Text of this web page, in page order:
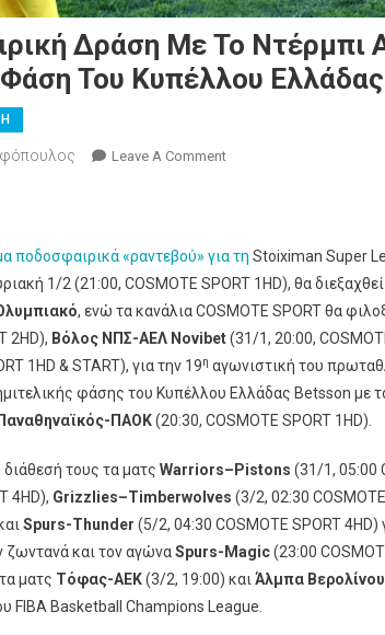
Δράση Με Το Ντέρμπι
Φάση Του Κυπέλλου
Leave A CommentOn
Με
Το
Ντέρμπι
ΑΕΚ-
Ολυμπιακός
Κυπέλλου
Ελλάδας
Betsson
ποδοσφαιρικά «ραντεβού» για τη Stoiximan Super
1/2 (21:00, COSMOTE SPORT 1HD), θα
, ενώ τα κανάλια COSMOTE SPORT θα
2HD), Βόλος ΝΠΣ-ΑΕΛ Novibet(31/1, 20:00,
1HD & START), για την 19η αγωνιστική του
φάσης του Κυπέλλου Ελλάδας Betsson με
Παναθηναϊκός-ΠΑΟΚ(20:30, COSMOTE SPORT 1HD).
τους τα ματς Warriors– Pistons (31/1, 05:00
4HD), Grizzlies–Timberwolves (3/2, 02:30
Spurs-Thunder (5/2, 04:30 COSMOTE SPORT
και τον αγώναSpurs-Magic(23:00
ματς Τόφας-ΑΕΚ(3/2, 19:00) καιΆλμπα
FIBA Basketball Champions League.